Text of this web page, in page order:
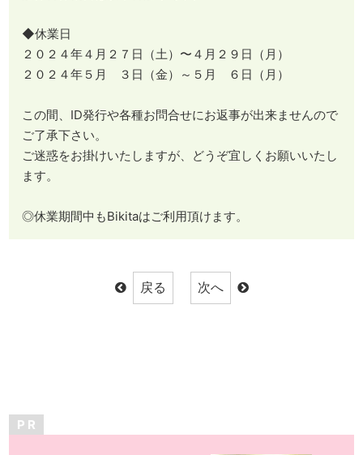
◆休業日
２０２４年４月２７日（土）〜４月２９日（月）
２０２４年５月 ３日（金）～５月 ６日（月）
この間、ID発行や各種お問合せにお返事が出来ませんので
ご了承下さい。
ご迷惑をお掛けいたしますが、どうぞ宜しくお願いいたし
ます。
◎休業期間中もBikitaはご利用頂けます。
P R